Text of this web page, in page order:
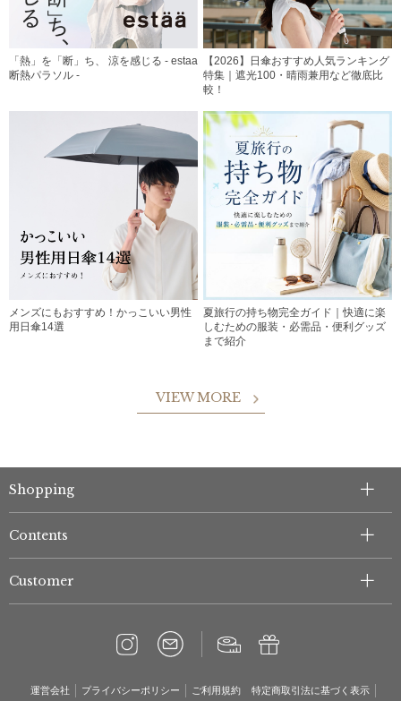
「熱」を「断」ち、 涼を感じる - estaa
断熱パラソル -
【2026】日傘おすすめ人気ランキング
特集｜遮光100・晴雨兼用など徹底比
較！
メンズにもおすすめ！かっこいい男性
用日傘14選
夏旅行の持ち物完全ガイド｜快適に楽
しむための服装・必需品・便利グッズ
まで紹介
VIEW MORE
Shopping
Contents
Customer
運営会社 プライバシーポリシー ご利用規約 特定商取引法に基づく表示